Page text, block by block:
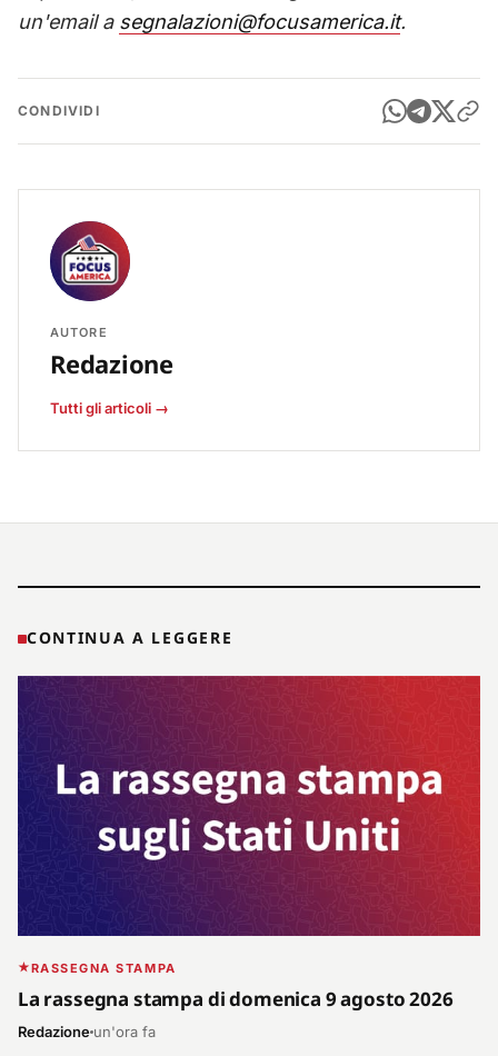
un'email a segnalazioni@focusamerica.it.
CONDIVIDI
AUTORE
Redazione
Tutti gli articoli →
CONTINUA A LEGGERE
RASSEGNA STAMPA
La rassegna stampa di domenica 9 agosto 2026
Redazione un'ora fa